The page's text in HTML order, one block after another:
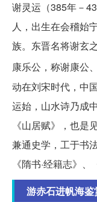
谢灵运（385年－
人，出生在会稽始
族。东晋名将谢玄
康乐公，称谢康公
动在刘宋时代，中
运始，山水诗乃成
《山居赋》，也是
兼通史学，工于书
《隋书·经籍志》、
游赤石进帆海鉴